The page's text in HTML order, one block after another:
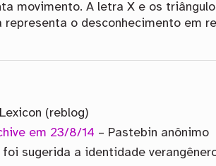
movimento. A letra X e os
o desconhecimento em
(reblog)
em 23/8/14 – Pastebin anônimo
sugerida a identidade